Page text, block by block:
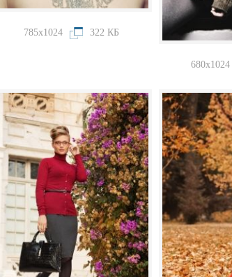
785x1024 322 КБ
680x1024